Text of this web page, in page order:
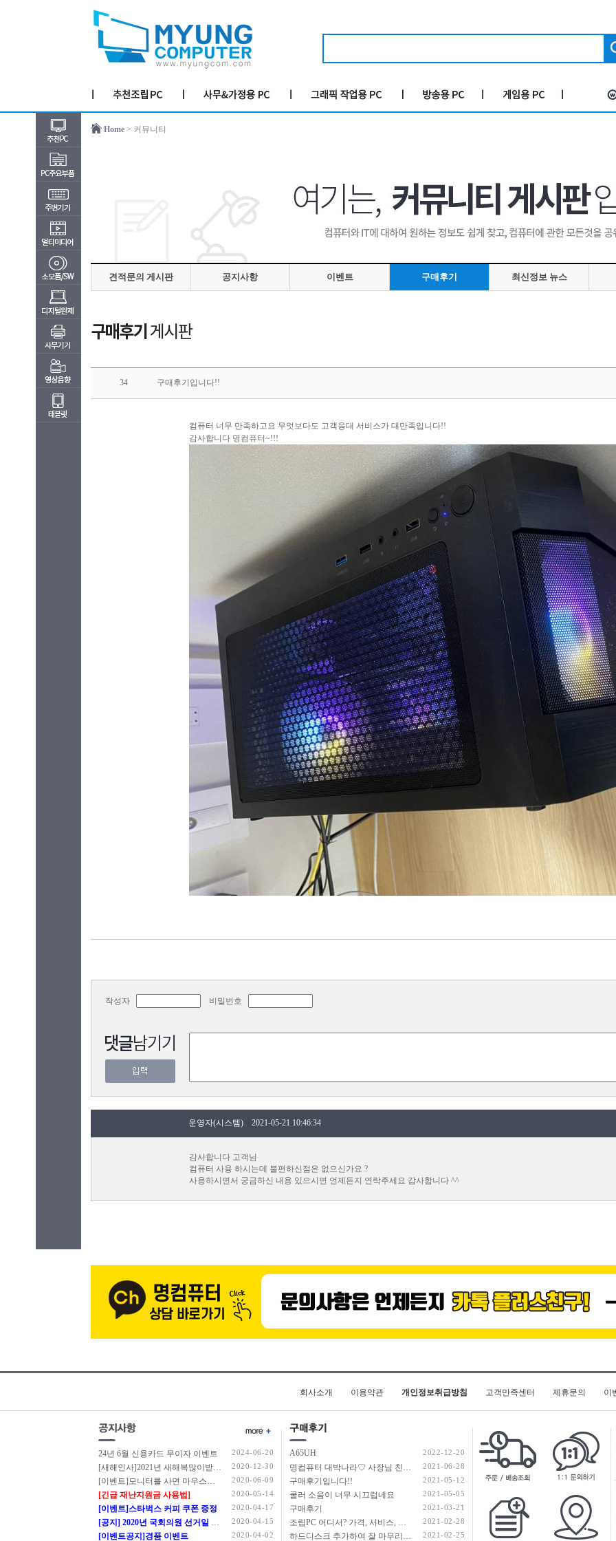
Home > 커뮤니티
견적문의 게시판 공지사항 이벤트 구매후기 최신정보 뉴스
34 구매후기입니다!!
컴퓨터 너무 만족하고요 무엇보다도 고객응대 서비스가 대만족입니다!!
감사합니다 명컴퓨터~!!!
작성자 비밀번호
운영자(시스템) 2021-05-21 10:46:34
감사합니다 고객님
컴퓨터 사용 하시는데 불편하신점은 없으신가요 ?
사용하시면서 궁금하신 내용 있으시면 언제든지 연락주세요 감사합니다 ^^
회사소개 이용약관 개인정보취급방침 고객만족센터 제휴문의 이
24년 6월 신용카드 무이자 이벤트 2024-06-20
[새해인사]2021년 새해복많이받으세요. 2020-12-30
[이벤트]모니터를 사면 마우스를 드립니다. 2020-06-09
[긴급 재난지원금 사용법] 2020-05-14
[이벤트]스타벅스 커피 쿠폰 증정 2020-04-17
[공지] 2020년 국회의원 선거일 정상근무 안내 2020-04-15
[이벤트공지]경품 이벤트 2020-04-02
A65UH 2022-12-20
명컴퓨터 대박나라♡ 사장님 친절도 100000% / 부품 하자 0% 2021-06-28
구매후기입니다!! 2021-05-12
쿨러 소음이 너무 시끄럽네요 2021-05-05
구매후기 2021-03-21
조립PC 어디서? 가격, 서비스, 친절 모두 최고!! 명컴퓨터 추천!! 2021-02-28
하드디스크 추가하여 잘 마무리하였습니다. 2021-02-25